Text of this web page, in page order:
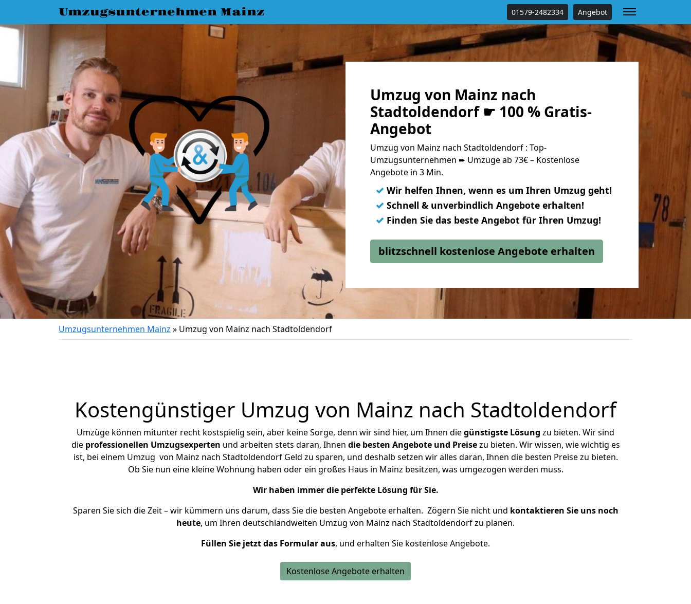
Umzugsunternehmen Mainz 01579-2482334 Angebot
Umzug von Mainz nach
Stadtoldendorf ☛ 100 % Gratis-
Angebot
Umzug von Mainz nach Stadtoldendorf : Top-
Umzugsunternehmen ➨ Umzüge ab 73€ – Kostenlose
Angebote in 3 Min.
✓ Wir helfen Ihnen, wenn es um Ihren Umzug geht!
✓ Schnell & unverbindlich Angebote erhalten!
✓ Finden Sie das beste Angebot für Ihren Umzug!
blitzschnell kostenlose Angebote erhalten
Umzugsunternehmen Mainz » Umzug von Mainz nach Stadtoldendorf
Kostengünstiger Umzug von Mainz nach Stadtoldendorf
Umzüge können mitunter recht kostspielig sein, aber keine Sorge, denn wir sind hier, um Ihnen diegünstigste Lösung zu bieten. Wir sind
die professionellen Umzugsexperten und arbeiten stets daran, Ihnen die besten Angebote und Preisezu bieten. Wir wissen, wie wichtig es
ist, bei einem Umzug von Mainz nach Stadtoldendorf Geld zu sparen, und deshalb setzen wir alles daran, Ihnen die besten Preise zu bieten.
Ob Sie nun eine kleine Wohnung haben oder ein großes Haus in Mainz besitzen, was umgezogen werden muss.
Wir haben immer die perfekte Lösung für Sie.
Sparen Sie sich die Zeit – wir kümmern uns darum, dass Sie die besten Angebote erhalten. Zögern Sie nicht und kontaktieren Sie uns noch
heute, um Ihren deutschlandweiten Umzug von Mainz nach Stadtoldendorf zu planen.
Füllen Sie jetzt das Formular aus, und erhalten Sie kostenlose Angebote.
Kostenlose Angebote erhalten